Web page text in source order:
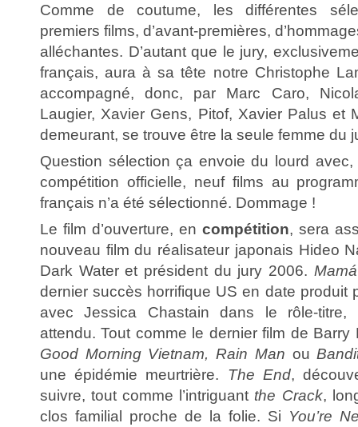
Comme de coutume, les différentes
premiers films, d’avant-premières,
alléchantes. D’autant que le jury,
français, aura à sa tête notre Christophe
accompagné, donc, par Marc Caro,
Laugier, Xavier Gens, Pitof, Xavier Palus et
demeurant, se trouve être la seule femme du
Question sélection ça envoie du lourd
compétition officielle, neuf films au
français n’a été sélectionné. Dommage !
Le film d’ouverture, en compétition, sera
nouveau film du réalisateur japonais Hideo
Dark Water et président du jury 2006. Mamá
dernier succès horrifique US en date produit
avec Jessica Chastain dans le rôle-titre,
attendu. Tout comme le dernier film de Barry
Good Morning Vietnam, Rain Man ou
une épidémie meurtrière.
The End,
suivre, tout comme l’intriguant the Crack,
clos familial proche de la folie. Si You’re